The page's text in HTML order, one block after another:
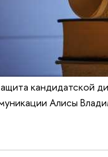
кандидатской
Алисы